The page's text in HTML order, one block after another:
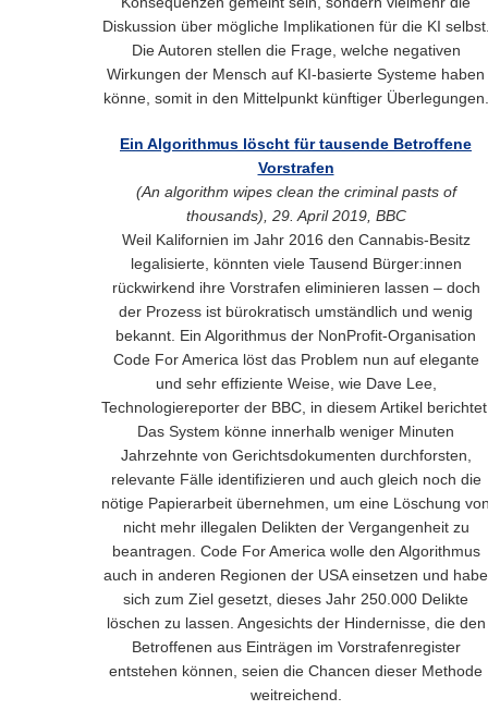
Diskussion über mögliche Implikationen für die KI
Die Autoren stellen die Frage, welche negativen
Wirkungen der Mensch auf KI-basierte Systeme haben
könne, somit in den Mittelpunkt künftiger Überlegungen.
Ein Algorithmus löscht für tausende Betroffene
Vorstrafen
(An algorithm wipes clean the criminal pasts of
thousands), 29. April 2019, BBC
Weil Kalifornien im Jahr 2016 den Cannabis-Besitz
legalisierte, könnten viele Tausend Bürger:innen
rückwirkend ihre Vorstrafen eliminieren lassen – doch
der Prozess ist bürokratisch umständlich und wenig
bekannt. Ein Algorithmus der NonProfit-Organisation
Code For America löst das Problem nun auf elegante
und sehr effiziente Weise, wie Dave Lee,
Technologiereporter der BBC, in diesem Artikel
Das System könne innerhalb weniger Minuten
Jahrzehnte von Gerichtsdokumenten durchforsten,
relevante Fälle identifizieren und auch gleich noch die
nötige Papierarbeit übernehmen, um eine Löschung
nicht mehr illegalen Delikten der Vergangenheit zu
beantragen. Code For America wolle den Algorithmus
auch in anderen Regionen der USA einsetzen und habe
sich zum Ziel gesetzt, dieses Jahr 250.000 Delikte
löschen zu lassen. Angesichts der Hindernisse, die den
Betroffenen aus Einträgen im Vorstrafenregister
entstehen können, seien die Chancen dieser Methode
weitreichend.